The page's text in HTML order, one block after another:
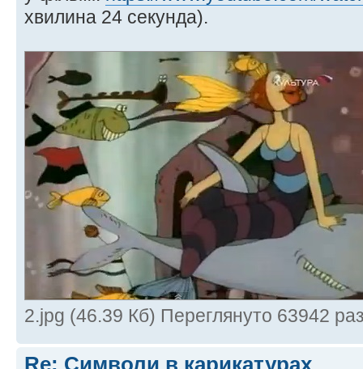
хвилина 24 секунда).
2.jpg (46.39 Кб) Переглянуто 63942